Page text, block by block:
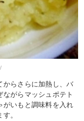
からさらに加熱し、バ
がらマッシュポテト
がいもと調味料を入れ
。